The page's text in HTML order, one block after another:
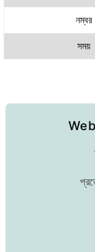
নম্বর
সময়